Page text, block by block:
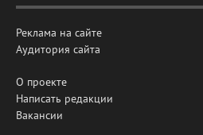
Реклама на сайте
Аудитория сайта
О проекте
Написать редакции
Вакансии